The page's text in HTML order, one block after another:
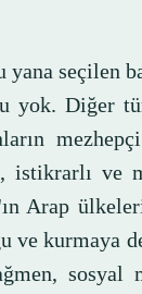
seçilen
yok. Diğer
istikrarlı ve
Arap
ve kurmaya
sosyal